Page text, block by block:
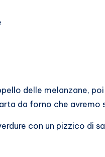
delle melanzane,
da forno che avremo
con un pizzico di